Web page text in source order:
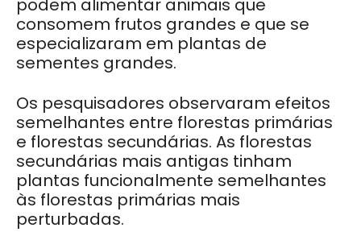
podem alimentar animais que
consomem frutos grandes e que se
especializaram em plantas de
sementes grandes.
Os pesquisadores observaram efeitos
semelhantes entre florestas primárias
e florestas secundárias. As florestas
secundárias mais antigas tinham
plantas funcionalmente semelhantes
às florestas primárias mais
perturbadas.